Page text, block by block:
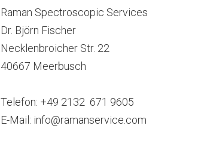
Raman Spectroscopic Services
Dr. Björn Fischer
Necklenbroicher Str. 22
40667 Meerbusch
Telefon: +49 2132 671 9605
E-Mail: info@ramanservice.com